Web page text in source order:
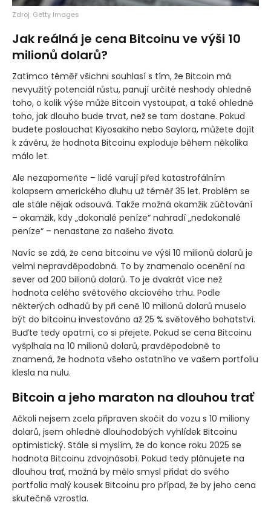
Zdroj: Getty Images
Jak reálná je cena Bitcoinu ve výši 10
milionů dolarů?
Zatímco téměř všichni souhlasí s tím, že Bitcoin má
nevyužitý potenciál růstu, panují určité neshody ohledně
toho, o kolik výše může Bitcoin vystoupat, a také ohledně
toho, jak dlouho bude trvat, než se tam dostane. Pokud
budete poslouchat Kiyosakiho nebo Saylora, můžete dojít
k závěru, že hodnota Bitcoinu exploduje během několika
málo let.
Ale nezapomeňte – lidé varují před katastrofálním
kolapsem amerického dluhu už téměř 35 let. Problém se
ale stále nějak odsouvá. Takže možná okamžik zúčtování
– okamžik, kdy „dokonalé peníze“ nahradí „nedokonalé
peníze“ – nenastane za našeho života.
Navíc se zdá, že cena bitcoinu ve výši 10 milionů dolarů je
velmi nepravděpodobná. To by znamenalo ocenění na
sever od 200 bilionů dolarů. To je dvakrát více než
hodnota celého světového akciového trhu. Podle
některých odhadů by při ceně 10 milionů dolarů muselo
být do bitcoinu investováno až 25 % světového bohatství.
Buďte tedy opatrní, co si přejete. Pokud se cena Bitcoinu
vyšplhala na 10 milionů dolarů, pravděpodobně to
znamená, že hodnota všeho ostatního ve vašem portfoliu
klesla na nulu.
Bitcoin a jeho maraton na dlouhou trať
Ačkoli nejsem zcela připraven skočit do vozu s 10 miliony
dolarů, jsem ohledně dlouhodobých vyhlídek Bitcoinu
optimistický. Stále si myslím, že do konce roku 2025 se
hodnota Bitcoinu zdvojnásobí. Pokud tedy plánujete na
dlouhou trať, možná by mělo smysl přidat do svého
portfolia malý kousek Bitcoinu pro případ, že by jeho cena
skutečně vzrostla.